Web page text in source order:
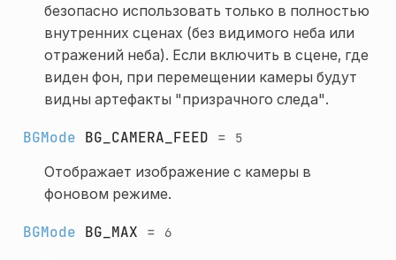
безопасно использовать только в полностью
внутренних сценах (без видимого неба или
отражений неба). Если включить в сцене, где
виден фон, при перемещении камеры будут
видны артефакты "призрачного следа".
BGMode BG_CAMERA_FEED = 5
Отображает изображение с камеры в
фоновом режиме.
BGMode BG_MAX = 6